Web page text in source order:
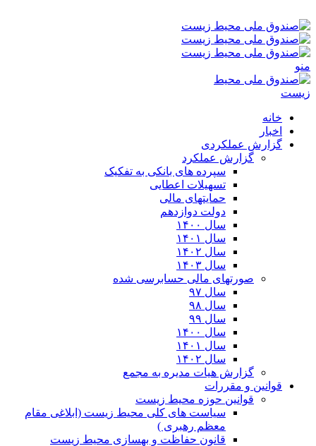
منو
خانه
اخبار
گزارش عملکردی
گزارش عملکرد
سپرده های بانکی به تفکیک
تسهیلات اعطایی
حمایتهای مالی
دولت دوازدهم
سال ۱۴۰۰
سال ۱۴۰۱
سال ۱۴۰۲
سال ۱۴۰۳
صورتهای مالی حسابرسی شده
سال ۹۷
سال ۹۸
سال ۹۹
سال ۱۴۰۰
سال ۱۴۰۱
سال ۱۴۰۲
گزارش هیات مدیره به مجمع
قوانین و مقررات
قوانین حوزه محیط زیست
ﺳﯿﺎﺳﺖ ﻫﺎی ﮐﻠﯽ ﻣﺤﯿﻂ زﯾﺴﺖ (ابلاغی مقام
معظم رهبری )
قانون حفاظت و بهسازی محیط زیست